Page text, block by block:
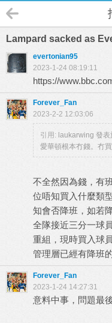
Lampard sacked as
evertonian95
2023-1-24 08:19:11
https://
Forever_Fan
2023-2-2 12:03:06
引用: laukarwing 發
愛華頓根本冇錢。冇
不全然因為錢，有
位唔知買入什麼類
知會否降班，如若
全隊接近三分一球
重組，現時買入球
管理層已經有降班
Forever_Fan
2023-1-24 14:27:31
意料中事，問題最